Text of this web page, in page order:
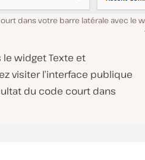
dans votre barre latérale avec le
le widgetTexte et
visiter l’interface publique
du code court dans